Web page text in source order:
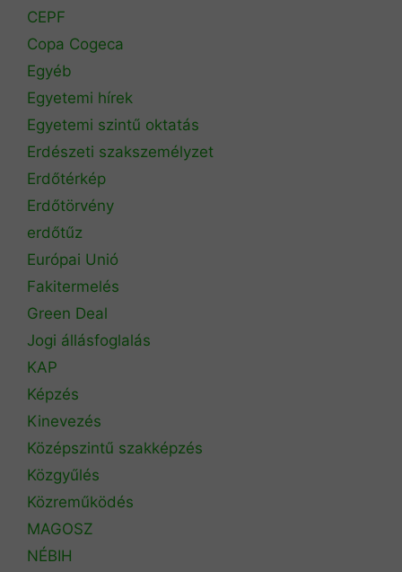
CEPF
Copa Cogeca
Egyéb
Egyetemi hírek
Egyetemi szintű oktatás
Erdészeti szakszemélyzet
Erdőtérkép
Erdőtörvény
erdőtűz
Európai Unió
Fakitermelés
Green Deal
Jogi állásfoglalás
KAP
Képzés
Kinevezés
Középszintű szakképzés
Közgyűlés
Közreműködés
MAGOSZ
NÉBIH